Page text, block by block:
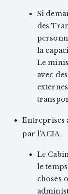
Si
des
la
Le
avec
Entreprises
par l'ACIA
Le
le
choses